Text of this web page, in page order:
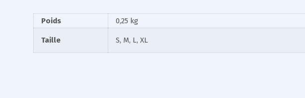
Poids 0,25 kg
Taille S, M, L, XL